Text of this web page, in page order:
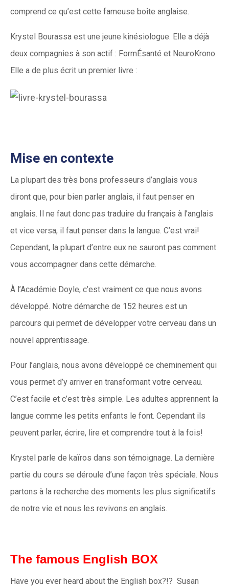
comprend ce qu’est cette fameuse boîte anglaise.
Krystel Bourassa est une jeune kinésiologue. Elle a déjà
deux compagnies à son actif : FormÉsanté et NeuroKrono.
Elle a de plus écrit un premier livre :
Mise en contexte
La plupart des très bons professeurs d’anglais vous
diront que, pour bien parler anglais, il faut penser en
anglais. Il ne faut donc pas traduire du français à l’anglais
et vice versa, il faut penser dans la langue. C’est vrai!
Cependant, la plupart d’entre eux ne sauront pas comment
vous accompagner dans cette démarche.
À l’Académie Doyle, c’est vraiment ce que nous avons
développé. Notre démarche de 152 heures est un
parcours qui permet de développer votre cerveau dans un
nouvel apprentissage.
Pour l’anglais, nous avons développé ce cheminement qui
vous permet d’y arriver en transformant votre cerveau.
C’est facile et c’est très simple. Les adultes apprennent la
langue comme les petits enfants le font. Cependant ils
peuvent parler, écrire, lire et comprendre tout à la fois!
Krystel parle de kaïros dans son témoignage. La dernière
partie du cours se déroule d’une façon très spéciale. Nous
partons à la recherche des moments les plus significatifs
de notre vie et nous les revivons en anglais.
The famous English BOX
Have you ever heard about the English box?!? Susan